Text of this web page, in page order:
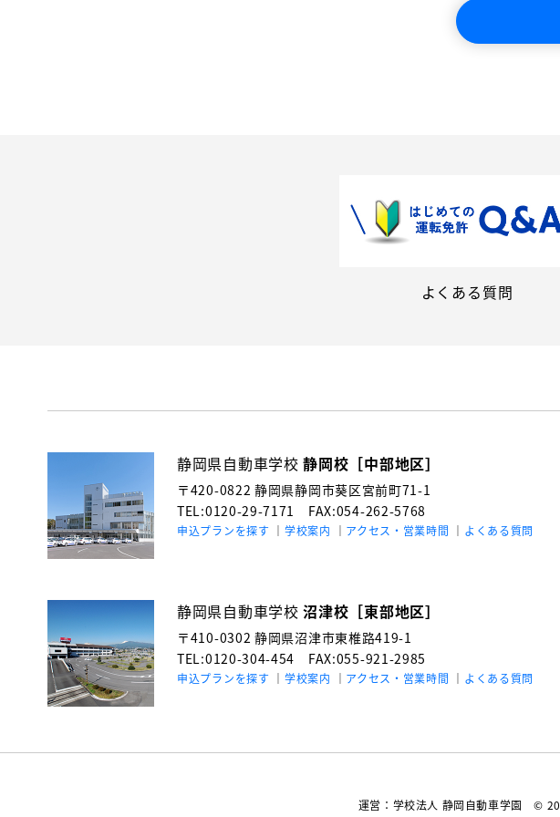
よくある質問
静岡県自動車学校静岡校［中部地区］
〒420-0822 静岡県静岡市葵区宮前町71-1
TEL:0120-29-7171 FAX:054-262-5768
申込プランを探す 学校案内 アクセス・営業時間 よくある質問
静岡県自動車学校沼津校［東部地区］
〒410-0302 静岡県沼津市東椎路419-1
TEL:0120-304-454 FAX:055-921-2985
申込プランを探す 学校案内 アクセス・営業時間 よくある質問
運営：学校法人 静岡自動車学園©